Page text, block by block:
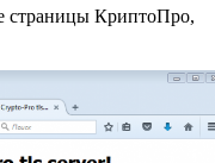
страницы КриптоПро,